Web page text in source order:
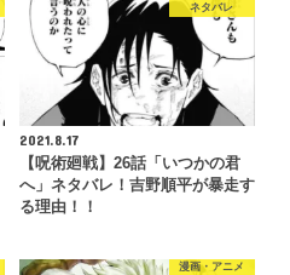
ネタバレ
2021.8.17
【呪術廻戦】26話「いつかの君
へ」ネタバレ！吉野順平が暴走す
る理由！！
漫画・アニメ